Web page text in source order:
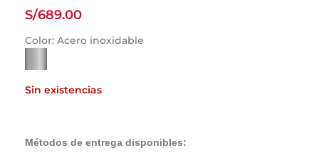
S/689.00
Color: Acero inoxidable
Sin existencias
Métodos de entrega disponibles: